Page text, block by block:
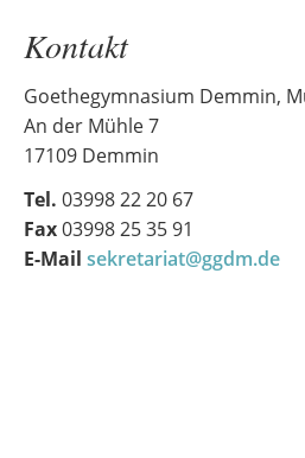
Kontakt
Goethegymnasium Demmin,
An der Mühle 7
17109 Demmin
Tel. 03998 22 20 67
Fax03998 25 35 91
E-Mail sekretariat@ggdm.de